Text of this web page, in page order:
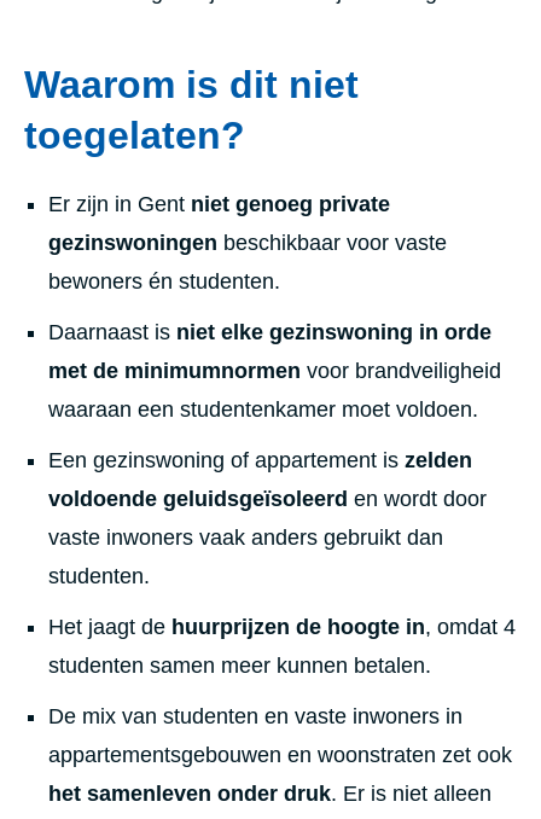
Waarom is dit niet
toegelaten?
Er zijn in Gent niet genoeg private
gezinswoningen beschikbaar voor vaste
bewoners én studenten.
Daarnaast is niet elke gezinswoning in orde
met de minimumnormen voor brandveiligheid
waaraan een studentenkamer moet voldoen.
Een gezinswoning of appartement is zelden
voldoende geluidsgeïsoleerd en wordt door
vaste inwoners vaak anders gebruikt dan
studenten.
Het jaagt de huurprijzen de hoogte in, omdat 4
studenten samen meer kunnen betalen.
De mix van studenten en vaste inwoners in
appartementsgebouwen en woonstraten zet ook
het samenleven onder druk. Er is niet alleen